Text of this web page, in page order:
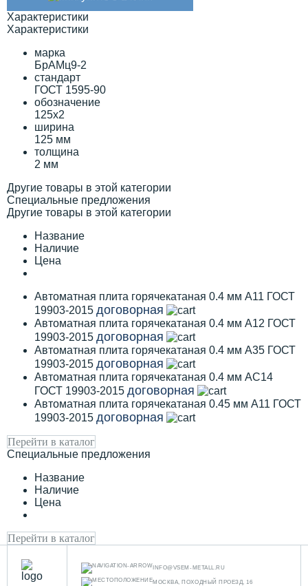
Характеристики
Характеристики
марка
БрАМц9-2
стандарт
ГОСТ 1595-90
обозначение
125х2
ширина
125 мм
толщина
2 мм
Другие товары в этой категории
Специальные предложения
Другие товары в этой категории
Название
Наличие
Цена
Автоматная плита горячекатаная 0.4 мм А11 ГОСТ
19903-2015 договорная
Автоматная плита горячекатаная 0.4 мм А12 ГОСТ
19903-2015 договорная
Автоматная плита горячекатаная 0.4 мм А35 ГОСТ
19903-2015 договорная
Автоматная плита горячекатаная 0.4 мм АС14
ГОСТ 19903-2015 договорная
Автоматная плита горячекатаная 0.45 мм А11 ГОСТ
19903-2015 договорная
Перейти в каталог
Специальные предложения
Название
Наличие
Цена
Перейти в каталог
INFO@VSEM-METALL.RU
МОСКВА, ПОХОДНЫЙ ПРОЕЗД, 16